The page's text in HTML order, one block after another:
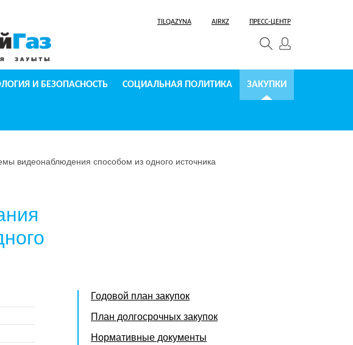
TILQAZYNA AIRKZ ПРЕСС-ЦЕНТР
И БЕЗОПАСНОСТЬ СОЦИАЛЬНАЯ ПОЛИТИКА ЗАКУПКИ
видеонаблюдения способом из одного источника
Годовой план закупок
План долгосрочных закупок
Нормативные документы